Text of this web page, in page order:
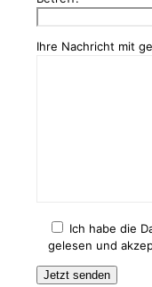
Ihre Nachricht mit
Ich habe die
gelesen und